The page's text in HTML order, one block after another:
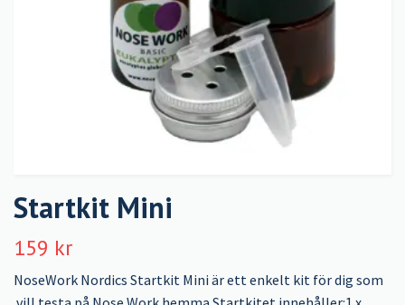
Startkit Mini
159 kr
NoseWork Nordics Startkit Mini är ett enkelt kit för dig som